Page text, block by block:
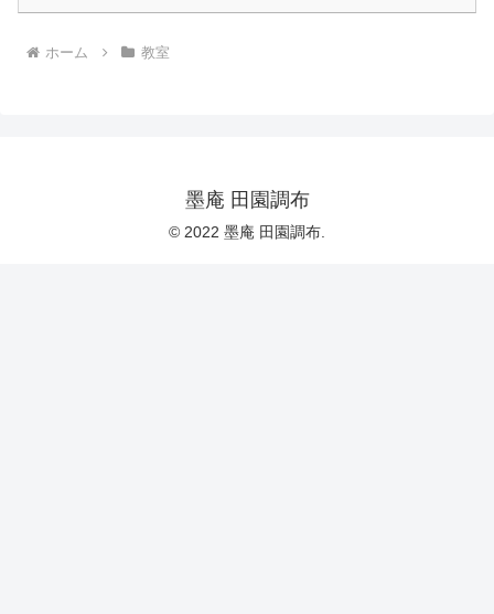
ホーム 教室
墨庵 田園調布
© 2022 墨庵 田園調布.